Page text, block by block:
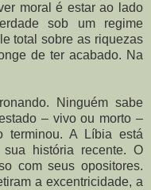
moral é estar ao lado
sob um regime
total sobre as riquezas
de ter acabado. Na
Ninguém sabe
– vivo ou morto –
terminou. A Líbia está
história recente. O
com seus opositores.
a excentricidade, a